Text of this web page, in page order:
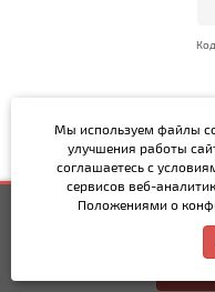
Матрица 15.6"
LP156WH3-TLL3
2
Мы используем файлы
улучшения работы
соглашаетесь с
сервисов веб-
Положениями о